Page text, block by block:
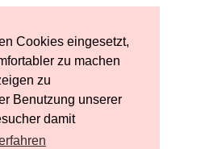
Cookies eingesetzt,
zu machen
zu
Benutzung unserer
damit